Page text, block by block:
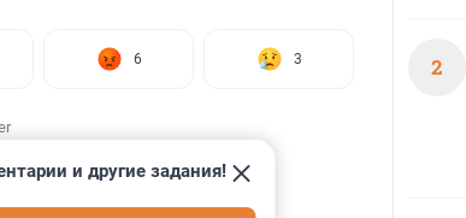
6 3
и другие задания!
2